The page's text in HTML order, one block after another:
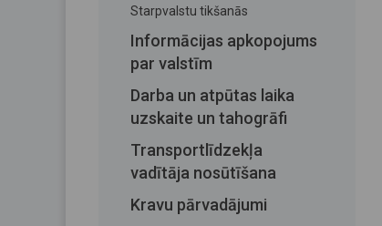
Starpvalstu tikšanās
Informācijas apkopojums
par valstīm
Darba un atpūtas laika
uzskaite un tahogrāfi
Transportlīdzekļa
vadītāja nosūtīšana
Kravu pārvadājumi